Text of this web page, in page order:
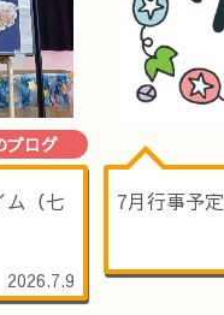
ブログ
（七
2026.7.9
7月行事予定